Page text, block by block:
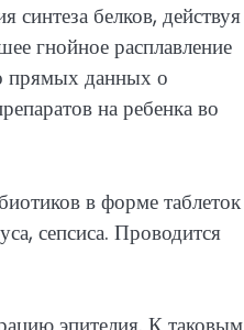
белков, действуя
гнойное расплавление
прямых данных о
на ребенка во
в форме таблеток
сепсиса. Проводится